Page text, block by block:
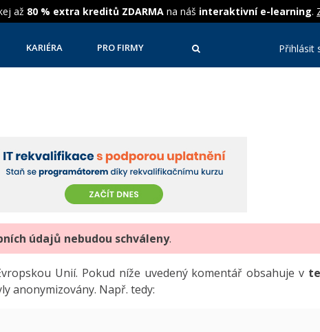
až 80 % extra kreditů ZDARMA na náš interaktivní e-learning.
KARIÉRA PRO FIRMY Přihlásit
údajů nebudou schváleny.
Unií. Pokud níže uvedený komentář obsahuje v
anonymizovány. Např. tedy: